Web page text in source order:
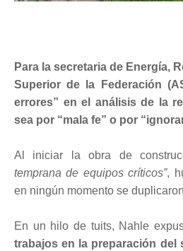
Para la secretaria de Energía,
Superior de la Federación
errores” en el análisis de la
sea por “mala fe” o por
Al iniciar la obra de
temprana de equipos críticos”,
en ningún momento se
En un hilo de tuits, Nahle
trabajos en la preparación del